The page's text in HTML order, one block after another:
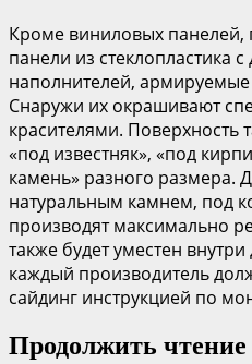
Кроме виниловых панелей,
панели из стеклопластика
наполнителей,
Снаружи их окрашивают
красителями. Поверхность
«под известняк», «под
камень» разного размера.
натуральным камнем, под
производят максимально
также будет уместен
каждый производитель
сайдинг инструкцией по
Продолжить чтение